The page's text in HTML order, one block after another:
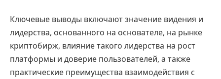
Ключевые выводы включают значение видения и
лидерства, основанного на основателе, на рынке
криптобирж, влияние такого лидерства на рост
платформы и доверие пользователей, а также
практические преимущества взаимодействия с